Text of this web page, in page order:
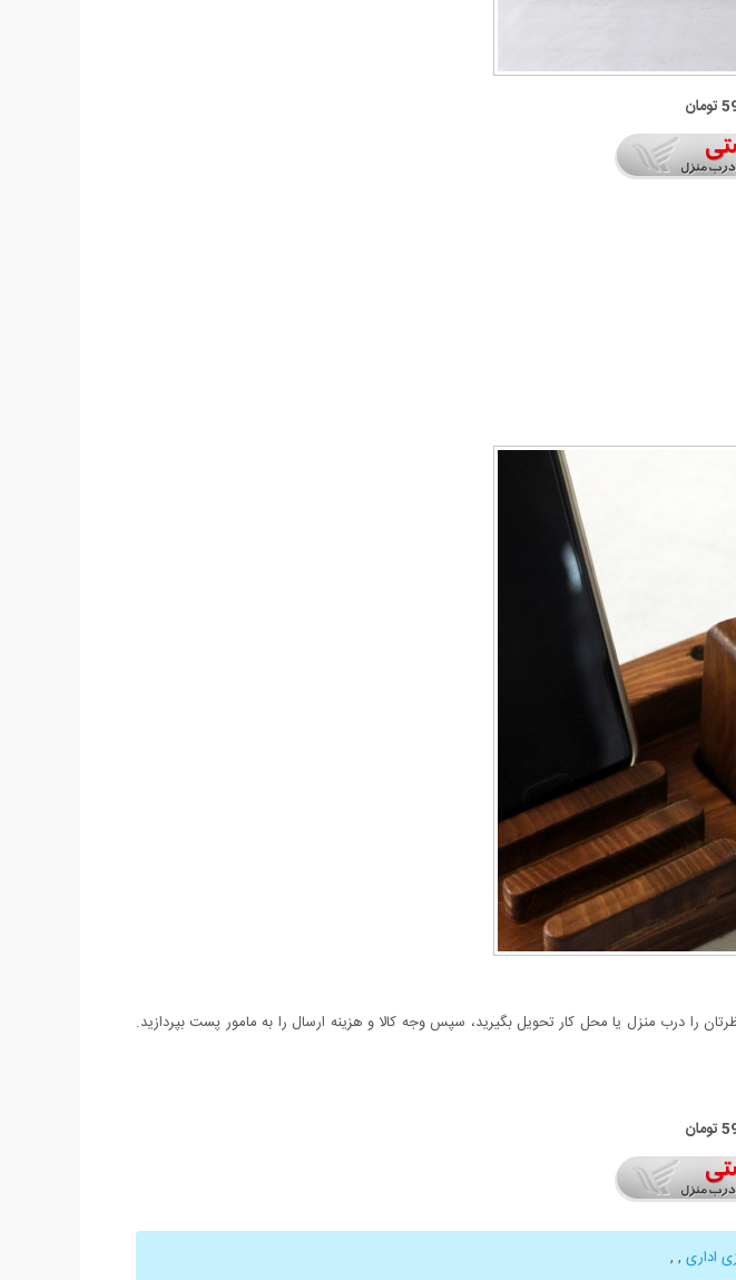
را درب منزل یا محل کار تحویل بگیرید، سپس وجه کالا و هزینه ارسال را به مامور پست بپردازید.
اداری ,
,